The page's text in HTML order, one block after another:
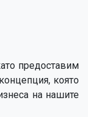
предоставим
която
на нашите